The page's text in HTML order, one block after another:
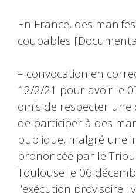
En France, des
coupables
– convocation en
12/2/21 pour avoir le
omis de respecter une
de participer à des
publique, malgré une
prononcée par le
Toulouse le 06
l’exécution provisoire :